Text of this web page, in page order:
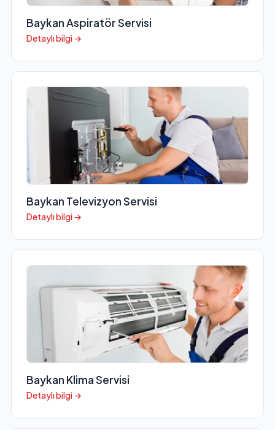
Baykan Aspiratör Servisi
Detaylı bilgi →
Baykan Televizyon Servisi
Detaylı bilgi →
Baykan Klima Servisi
Detaylı bilgi →